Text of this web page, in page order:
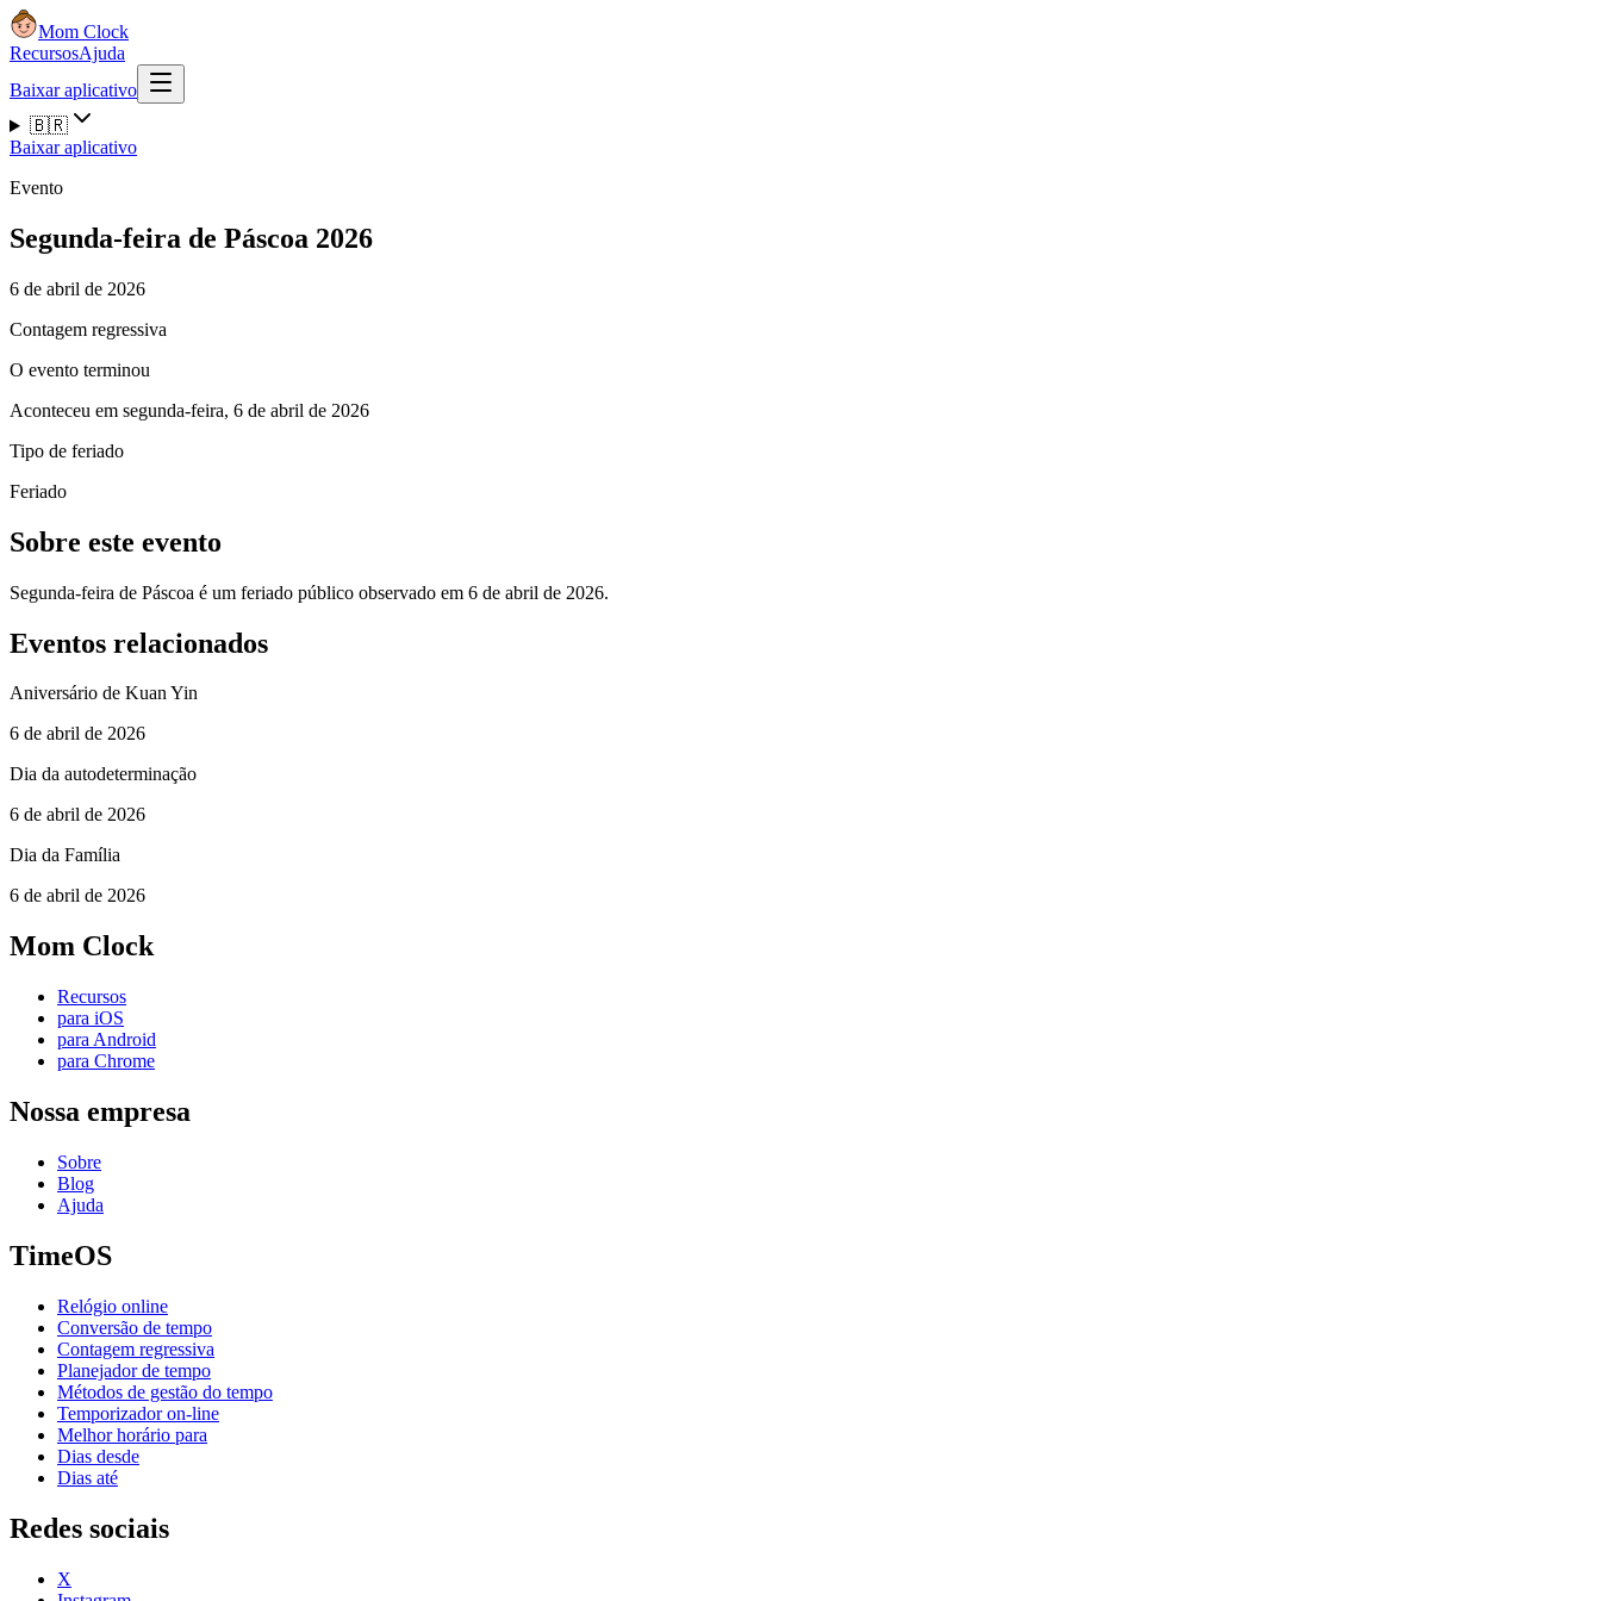
Mom Clock
RecursosAjuda
Baixar aplicativo
🇧🇷
Baixar aplicativo
Evento
Segunda-feira de Páscoa 2026
6 de abril de 2026
Contagem regressiva
O evento terminou
Aconteceu em segunda-feira, 6 de abril de 2026
Tipo de feriado
Feriado
Sobre este evento
Segunda-feira de Páscoa é um feriado público observado em 6 de abril de 2026.
Eventos relacionados
Aniversário de Kuan Yin
6 de abril de 2026
Dia da autodeterminação
6 de abril de 2026
Dia da Família
6 de abril de 2026
Mom Clock
Recursos
para iOS
para Android
para Chrome
Nossa empresa
Sobre
Blog
Ajuda
TimeOS
Relógio online
Conversão de tempo
Contagem regressiva
Planejador de tempo
Métodos de gestão do tempo
Temporizador on-line
Melhor horário para
Dias desde
Dias até
Redes sociais
X